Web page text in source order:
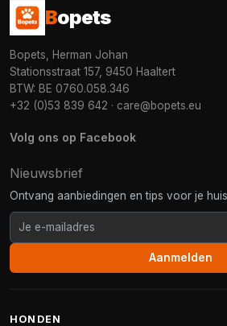
Bopets
Bopets, Herman Johan
Stationsstraat 157, 9450 Haaltert
BTW: BE 0760.058.346
+32 (0)53 839 642 · care@bopets.eu
Volg ons op Facebook
Nieuwsbrief
Ontvang aanbiedingen en tips voor je
Aanmelden
HONDEN